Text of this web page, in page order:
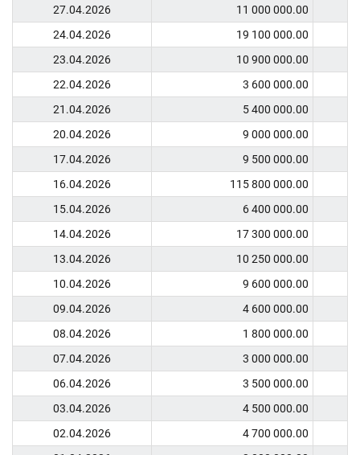
27.04.2026
11 000 000.00
24.04.2026
19 100 000.00
23.04.2026
10 900 000.00
22.04.2026
3 600 000.00
21.04.2026
5 400 000.00
20.04.2026
9 000 000.00
17.04.2026
9 500 000.00
16.04.2026
115 800 000.00
15.04.2026
6 400 000.00
14.04.2026
17 300 000.00
13.04.2026
10 250 000.00
10.04.2026
9 600 000.00
09.04.2026
4 600 000.00
08.04.2026
1 800 000.00
07.04.2026
3 000 000.00
06.04.2026
3 500 000.00
03.04.2026
4 500 000.00
02.04.2026
4 700 000.00